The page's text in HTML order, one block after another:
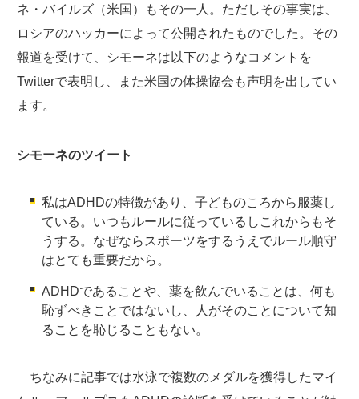
ネ・バイルズ（米国）もその一人。ただしその事実は、
ロシアのハッカーによって公開されたものでした。その
報道を受けて、シモーネは以下のようなコメントを
Twitterで表明し、また米国の体操協会も声明を出してい
ます。
シモーネのツイート
私はADHDの特徴があり、子どものころから服薬し
ている。いつもルールに従っているしこれからもそ
うする。なぜならスポーツをするうえでルール順守
はとても重要だから。
ADHDであることや、薬を飲んでいることは、何も
恥ずべきことではないし、人がそのことについて知
ることを恥じることもない。
ちなみに記事では水泳で複数のメダルを獲得したマイ